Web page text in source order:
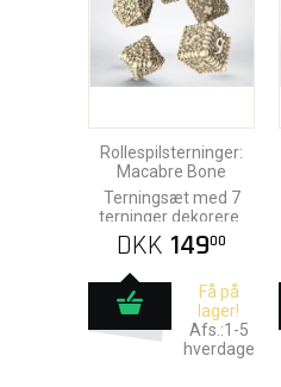
Rollespilsterninger:
Macabre Bone
Terningsæt med 7
terninger dekoreret
med kranier
DKK 14900
Få på
lager!
Afs.:1-5
hverdage